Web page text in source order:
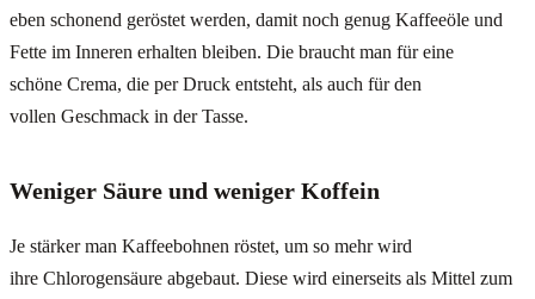
eben schonend geröstet werden, damit noch genug Kaffeeöle und
Fette im Inneren erhalten bleiben. Die braucht man für eine
schöne Crema, die per Druck entsteht, als auch für den
vollen Geschmack in der Tasse.
Weniger Säure und weniger Koffein
Je stärker man Kaffeebohnen röstet, um so mehr wird
ihre Chlorogensäure abgebaut. Diese wird einerseits als Mittel zum